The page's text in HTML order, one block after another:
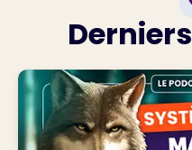
Derniers